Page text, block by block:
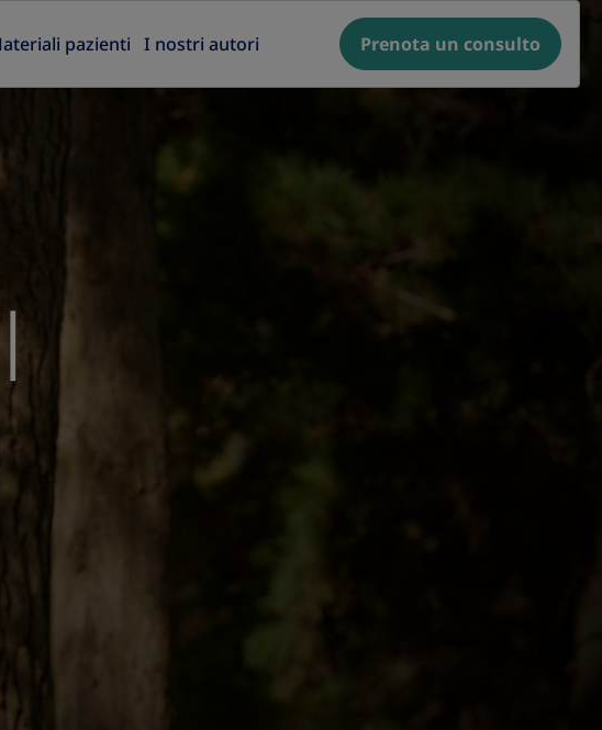
pazienti I nostri autori Prenota un consulto